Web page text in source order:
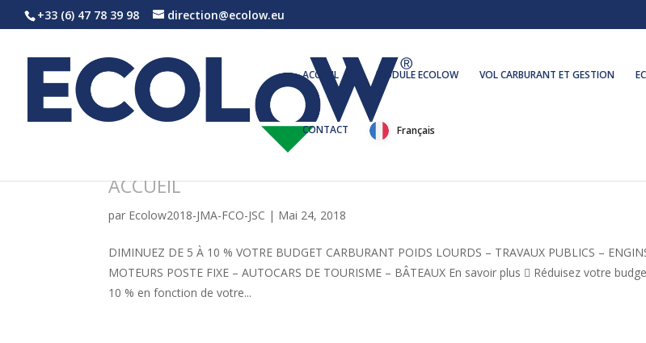
+33 (6) 47 78 39 98 direction@ecolow.eu
ACCUEIL MODULE ECOLOW VOL CARBURANT ET GESTION
CONTACT Français
ACCUEIL
par Ecolow2018-JMA-FCO-JSC | Mai 24, 2018
DIMINUEZ DE 5 À 10 % VOTRE BUDGET CARBURANT POIDS LOURDS – TRAVAUX PUBLICS –
MOTEURS POSTE FIXE – AUTOCARS DE TOURISME – BÂTEAUX En savoir plus  Réduisez votre
10 % en fonction de votre...